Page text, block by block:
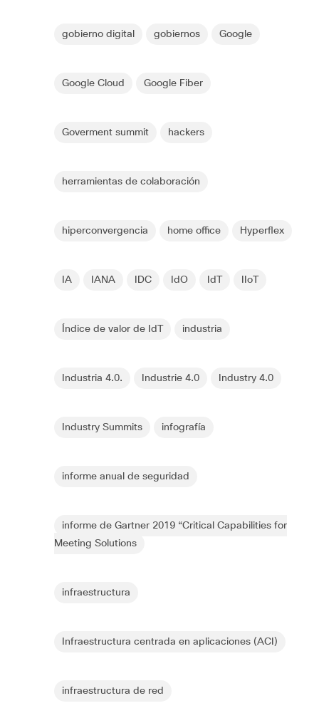
gobierno digital gobiernos Google
Google Cloud Google Fiber
Goverment summit hackers
herramientas de colaboración
hiperconvergencia home office Hyperflex
IA IANA IDC IdO IdT IIoT
Índice de valor de IdT industria
Industria 4.0. Industrie 4.0 Industry 4.0
Industry Summits infografía
informe anual de seguridad
informe de Gartner 2019 “Critical Capabilities for
Meeting Solutions
infraestructura
Infraestructura centrada en aplicaciones (ACI)
infraestructura de red